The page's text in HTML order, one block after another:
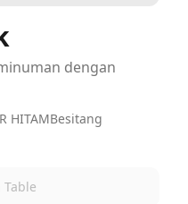
dengan
HITAMBesitang
Table